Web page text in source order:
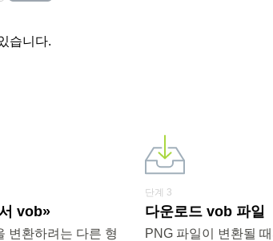
습니다.
vob»
변환하려는 다른 형
단계 3
다운로드 vob 파일
PNG 파일이 변환될